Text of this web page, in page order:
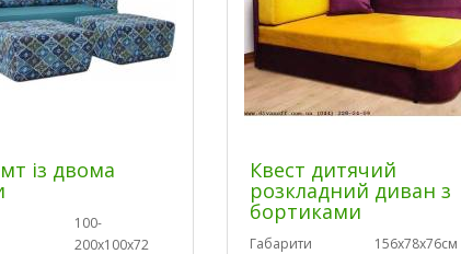
із двома
100-
200х100х72
Квест дитячий
розкладний диван з
бортиками
Габарити
156х78х76см